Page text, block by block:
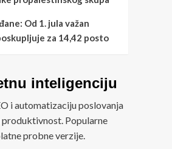
Od 1. jula važan
za 14,42 posto
inteligenciju
i automatizaciju poslovanja
produktivnost. Popularne
probne verzije.